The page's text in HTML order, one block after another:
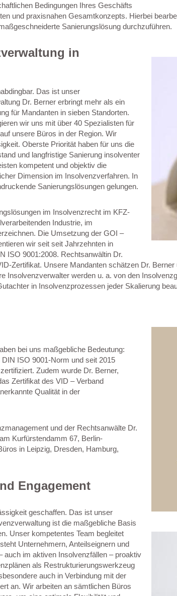
Bedingungen Ihres Geschäfts
und praxisnahen Gesamtkonzepts. Hierbei
Sanierungslösung durchzuführen.
in
Das ist unser
Dr. Berner erbringt mehr als ein
für Mandanten in sieben Standorten.
wir uns mit über 40 Spezialisten für
unsere Büros in der Region. Wir
Oberste Priorität haben für uns die
und langfristige Sanierung insolventer
kompetent und objektiv die
Dimension im Insolvenzverfahren. In
Sanierungslösungen gelungen.
im Insolvenzrecht im KFZ-
Industrie, im
Die Umsetzung der GOI –
wir seit seit Jahrzehnten in
ISO 9001:2008. Rechtsanwältin Dr.
Zertifikat. Unsere Mandanten schätzen Dr.
Insolvenzverwalter werden u. a. von den
in Insolvenzprozessen jeder Skalierung
bei uns maßgebliche Bedeutung:
ISO 9001-Norm und seit 2015
Zudem wurde Dr. Berner,
Zertifikat des VID – Verband
Qualität in der
und der Rechtsanwälte Dr.
Kurfürstendamm 67, Berlin-
in Leipzig, Dresden, Hamburg,
Engagement
geschaffen. Das ist unser
ist die maßgebliche Basis
Unser kompetentes Team begleitet
Unternehmern, Anteilseignern und
auch im aktiven Insolvenzfällen – proaktiv
als Restrukturierungswerkzeug
auch in Verbindung mit der
an. Wir arbeiten an sämtlichen Büros